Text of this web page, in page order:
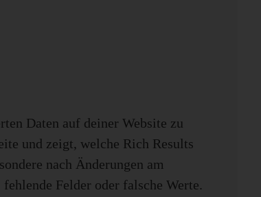
Daten auf deiner Website zu
und zeigt, welche Rich Results
nach Änderungen am
Felder oder falsche Werte.